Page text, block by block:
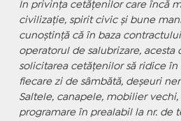
În privința cetățenilor care încă
civilizație, spirit civic și bune
cunoștință că în baza
operatorul de salubrizare, acesta
solicitarea cetățenilor să ridice în
fiecare zi de sâmbătă, deșeuri
Saltele, canapele, mobilier
programare în prealabil la nr. de